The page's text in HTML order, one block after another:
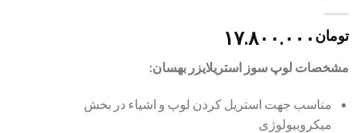
تومان ۱۷.۸۰۰.۰۰۰
مشخصات لوپ سوز استریلایزر بهسان:
مناسب جهت استریل کردن لوپ و اشیاء در بخش
میکروبیولوژی